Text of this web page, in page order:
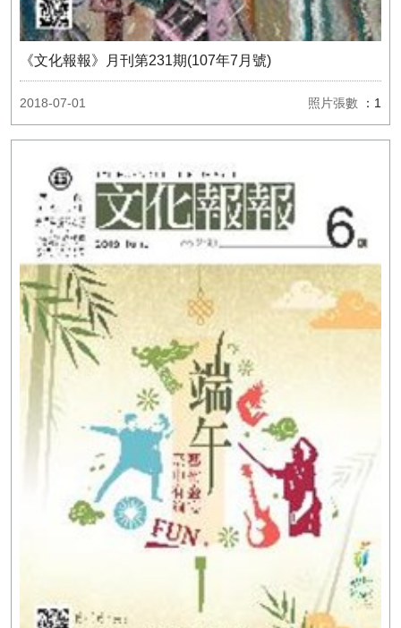
《文化報報》月刊第231期(107年7月號)
2018-07-01 照片張數 ：1